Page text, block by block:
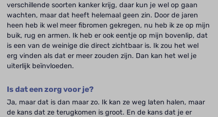
verschillende soorten kanker krijg, daar kun je wel op gaan
wachten, maar dat heeft helemaal geen zin. Door de jaren
heen heb ik wel meer fibromen gekregen, nu heb ik ze op mijn
buik, rug en armen. Ik heb er ook eentje op mijn bovenlip, dat
is een van de weinige die direct zichtbaar is. Ik zou het wel
erg vinden als dat er meer zouden zijn. Dan kan het wel je
uiterlijk beïnvloeden.
Is dat een zorg voor je?
Ja, maar dat is dan maar zo. Ik kan ze weg laten halen, maar
de kans dat ze terugkomen is groot. En de kans dat je er